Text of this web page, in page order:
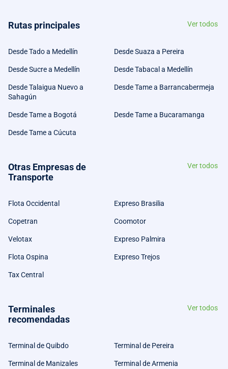
Rutas principales Ver todos
Desde Tado a Medellín Desde Suaza a Pereira
Desde Sucre a Medellín Desde Tabacal a Medellín
Desde Talaigua Nuevo a
Sahagún
Desde Tame a Barrancabermeja
Desde Tame a Bogotá Desde Tame a Bucaramanga
Desde Tame a Cúcuta
Otras Empresas de
Transporte
Ver todos
Flota Occidental Expreso Brasilia
Copetran Coomotor
Velotax Expreso Palmira
Flota Ospina Expreso Trejos
Tax Central
Terminales
recomendadas
Ver todos
Terminal de Quibdo Terminal de Pereira
Terminal de Manizales Terminal de Armenia